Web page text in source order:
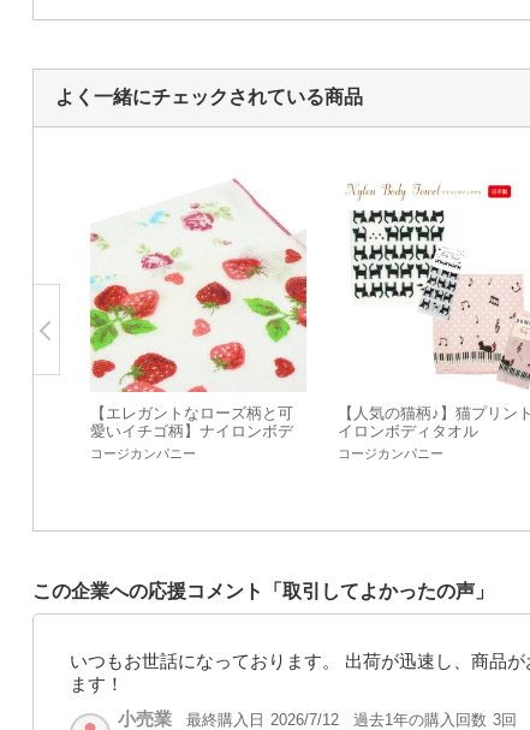
よく一緒にチェックされている商品
【エレガントなローズ柄と可
愛いイチゴ柄】ナイロンボデ
ィタオル
コージカンパニー
【人気の猫柄♪】猫プリン
イロンボディタオル
コージカンパニー
この企業への応援コメント「取引してよかったの声」
いつもお世話になっております。 出荷が迅速し、商品
ます！
小売業
最終購入日 2026/7/12 過去1年の購入回数 3回